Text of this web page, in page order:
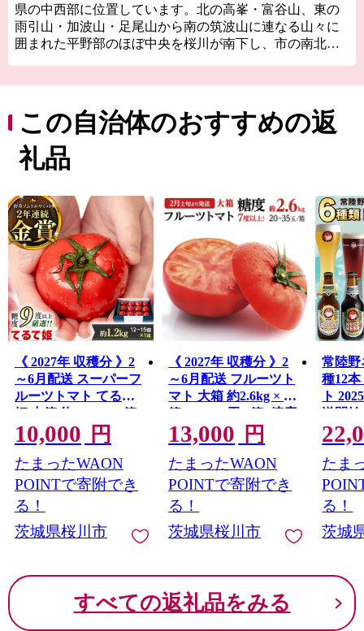
県の中西部に位置しています。北の高峯・富谷山、東の
雨引山・加波山・足尾山から南の筑波山に連なる山々に
囲まれた平野部のほぼ中央を桜川が南下し、市の南北軸
す。新緑の時期には、ヤマザクラの淡い紅色と木々の新
たな芽吹きが重なる美しい里山の風景を楽しむことがで
きます。さらに国の重要伝統的建造物群保存地区である
真壁や、数多くの文化財、寺社仏閣が点在する、歴史あ
地域の産業はこの地域で採れるみかげ石を利用した石材
業や、平野部の肥沃な土地を利用した農業など、地域資
源を活用した特産品が数多くあります。
この自治体のおすすめの返
礼品
《 2027年 収穫分 》2
～6月配送 スーパーフ
ルーツトマト てるて
姫 中箱 約1.2kg × 1箱
【12〜15玉/1箱】 糖度
9度以上 定期便 先行予
約 フルーツトマト ブ
ランドトマト 野菜 ギ
フト 贈答 青空レスト
ラン アド街ック天国
グッドモーニング 黄
10,000 円
たまったWAON
POINTで寄附でき
る！
茨城県桜川市
《 2027年 収穫分 》2
～6月配送 フルーツト
マト 大箱 約2.6kg × 1
箱 (20～35玉/1箱) 糖度
7度以上 先行予約 茨城
県 桜川市 KEK 国産 ト
マト ブランドトマト
野菜 ギフト 贈答
[BC018sa]
13,000 円
たまったWAON
POINTで寄附でき
る！
茨城県桜川市
常陸野
種12
ト 2025年11月中旬発
送開
トビ
ストビ
ルコ
詰め
エー
限定
たま
る！
茨城
すべての返礼品をみる